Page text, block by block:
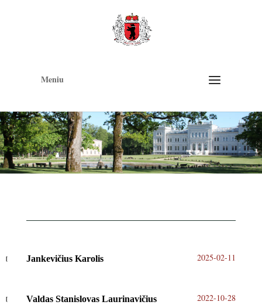
Meniu
Jankevičius Karolis 2025-02-11
Valdas Stanislovas Laurinavičius 2022-10-28